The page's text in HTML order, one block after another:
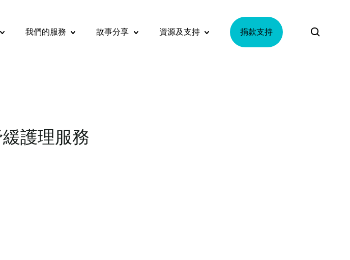
關於我們 Submenu
我們的服務
我們的服務 Submenu
故事分享
故事分享 Submenu
資源及支持
資源及支持 Submenu
捐款支持
護理服務